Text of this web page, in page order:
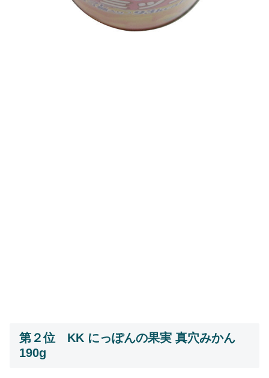
第２位 KK にっぽんの果実 真穴みかん
190g